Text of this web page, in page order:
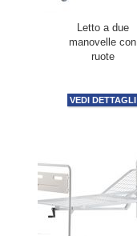
Letto a due
manovelle con
ruote
VEDI DETTAGLI